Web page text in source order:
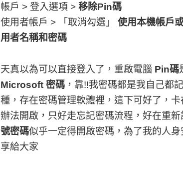
帳戶 > 登入選項 >移除Pin碼
使用者帳戶 > 「取消勾選」使用本機帳戶
用者名稱和密碼
天真以為可以直接登入了，重啟電腦 Pin碼
Microsoft 密碼 ，靠!!我密碼都是我自己都
種，存在密碼管理軟體裡，這下可好了，
辦法開啟，只好走忘記密碼流程，好在重新
號密碼似乎一定得開啟密碼，為了我的人
享給大家